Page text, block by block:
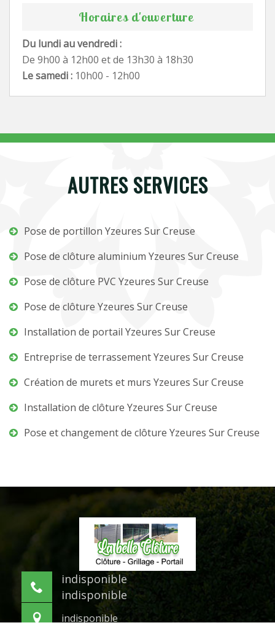
Horaires d'ouverture
Du lundi au vendredi :
De 9h00 à 12h00 et de 13h30 à 18h30
Le samedi : 10h00 - 12h00
AUTRES SERVICES
Pose de portillon Yzeures Sur Creuse
Pose de clôture aluminium Yzeures Sur Creuse
Pose de clôture PVC Yzeures Sur Creuse
Pose de clôture Yzeures Sur Creuse
Installation de portail Yzeures Sur Creuse
Entreprise de terrassement Yzeures Sur Creuse
Création de murets et murs Yzeures Sur Creuse
Installation de clôture Yzeures Sur Creuse
Pose et changement de clôture Yzeures Sur Creuse
indisponible
indisponible
indisponible